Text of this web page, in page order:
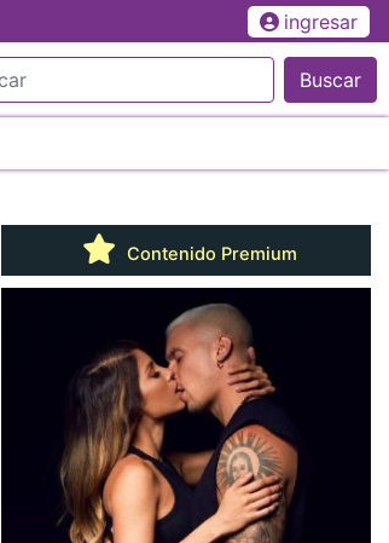
ingresar
Buscar
Contenido Premium